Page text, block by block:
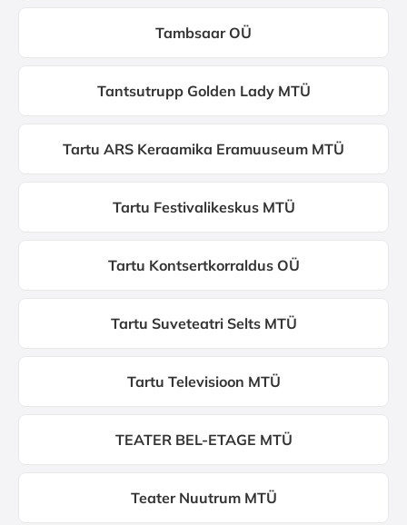
Tambsaar OÜ
Tantsutrupp Golden Lady MTÜ
Tartu ARS Keraamika Eramuuseum MTÜ
Tartu Festivalikeskus MTÜ
Tartu Kontsertkorraldus OÜ
Tartu Suveteatri Selts MTÜ
Tartu Televisioon MTÜ
TEATER BEL-ETAGE MTÜ
Teater Nuutrum MTÜ